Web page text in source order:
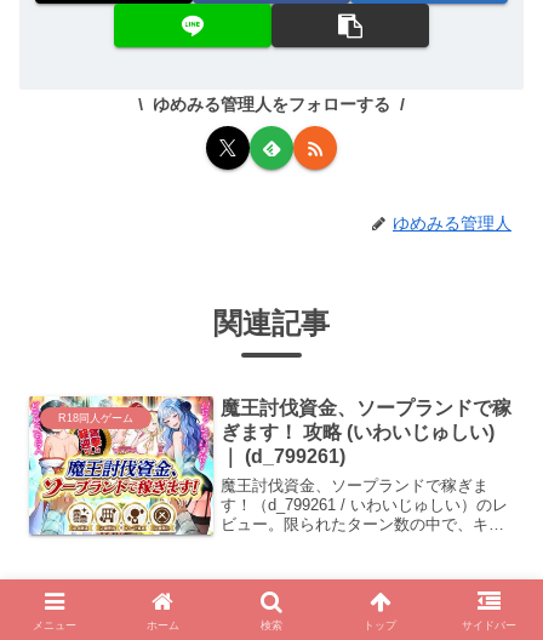
ゆめみる管理人をフォローする
ゆめみる管理人
関連記事
R18同人ゲーム
魔王討伐資金、ソープランドで稼
ぎます！ 攻略 (いわいじゅしい)
｜ (d_799261)
魔王討伐資金、ソープランドで稼ぎま
す！（d_799261 / いわいじゅしい）のレ
ビュー。限られたターン数の中で、キャ
管理の重要性に迫る。
R18同人ゲーム
いいなり娘 (ぱーぷるぴんく) ｜
クラスメイト脅迫・着衣おさわり
メニュー ホーム 検索 トップ サイドバー